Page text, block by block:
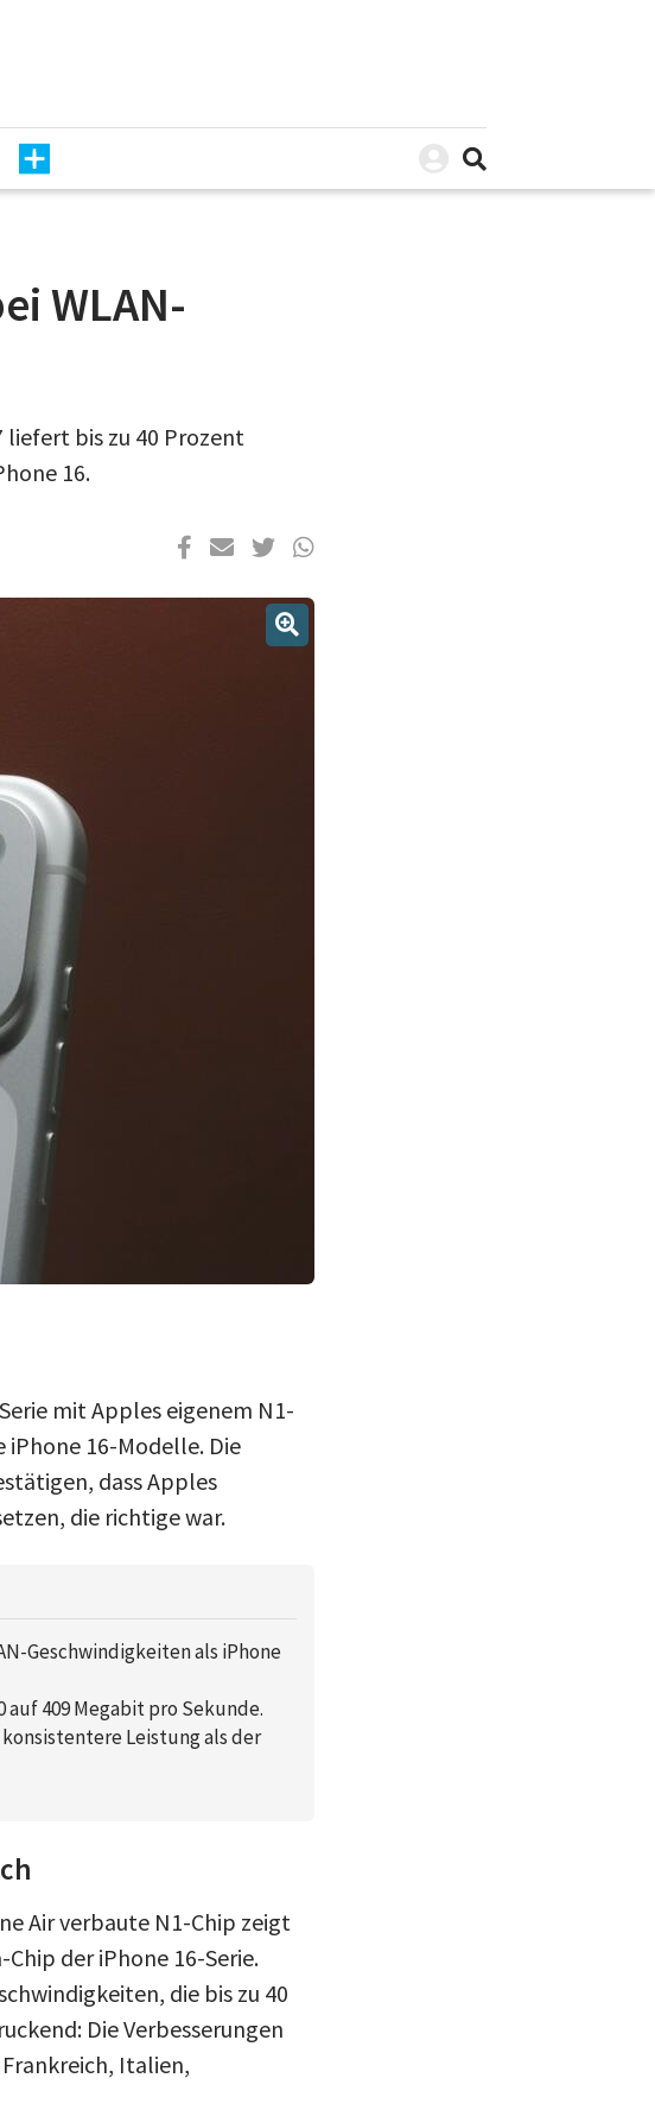
WLAN-
liefert bis zu 40 Prozent
16.
mit Apples eigenem N1-
iPhone 16-Modelle. Die
dass Apples
die richtige war.
Geschwindigkeiten als iPhone
409 Megabit pro Sekunde.
Leistung als der
Air verbaute N1-Chip zeigt
der iPhone 16-Serie.
die bis zu 40
Die Verbesserungen
Italien,